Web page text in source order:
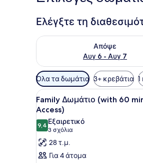
Ελέγξτε τη
Απόψε
Αυγ 6 - Αυγ 7
Έλεγχος διαθεσιμότητας
Διαθέσιμα
φίλτρα
για
τα
δωμάτια
Όλα τα δωμάτια 3+ κρεβάτια 1
Προβολή
όλων
των
φωτογραφιών
για
Family
9
Family Δωμάτιο (with 60
Access)
9,49,4 στα 10
Εξαιρετικό
3 σχόλια
(3
σχόλια)
28 τ.μ.
Για 4 άτομα